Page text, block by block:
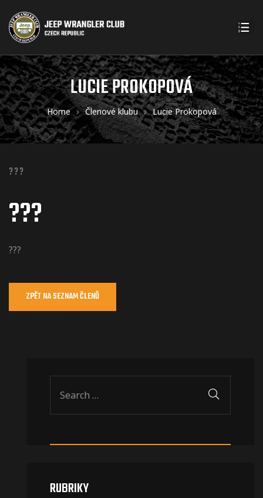
LUCIE PROKOPOVÁ
Home Členové klubu Lucie Prokopová
???
???
???
ZPĚT NA SEZNAM ČLENŮ
RUBRIKY